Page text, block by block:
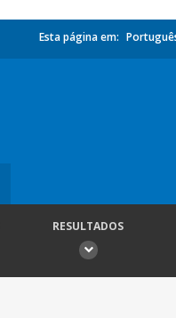
Esta página em:
RESULTADOS